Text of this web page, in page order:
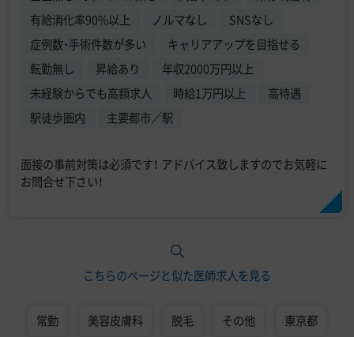
有給消化率90%以上
ノルマなし
SNSなし
症例数・手術件数が多い
キャリアアップを目指せる
転勤無し
昇給あり
年収2000万円以上
未経験からでも高額求人
時給1万円以上
高待遇
駅徒歩圏内
主要都市／駅
面接の事前対策は必須です！ アドバイス致しますのでお気軽に
お問合せ下さい！
こちらのページと似た医師求人を見る
常勤 美容皮膚科 脱毛 その他 東京都